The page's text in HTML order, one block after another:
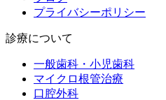
プライバシーポリシー
診療について
一般歯科・小児歯科
マイクロ根管治療
口腔外科